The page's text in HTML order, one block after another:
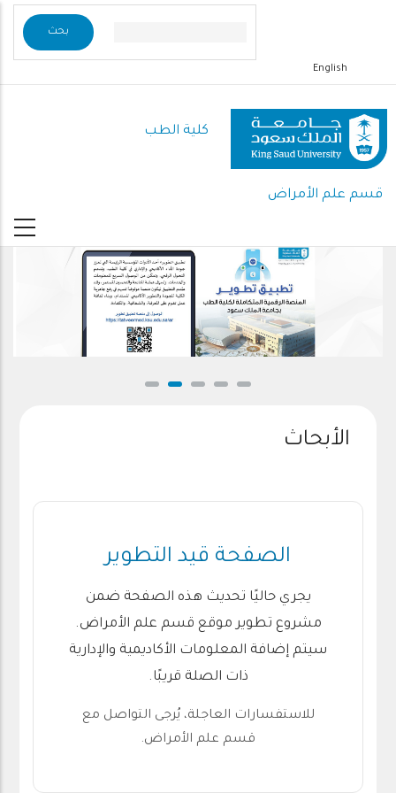
English
كلية الطب
قسم علم الأمراض
الأبحاث
الصفحة قيد التطوير
يجري حاليًا تحديث هذه الصفحة ضمن
مشروع تطوير موقع قسم علم الأمراض.
سيتم إضافة المعلومات الأكاديمية والإدارية
ذات الصلة قريبًا.
للاستفسارات العاجلة، يُرجى التواصل مع
قسم علم الأمراض.